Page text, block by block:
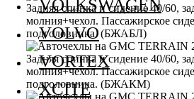
VOLKSWAGEN
VOLVO
VORTEX
XCITE